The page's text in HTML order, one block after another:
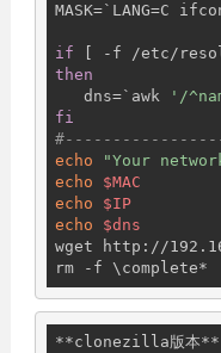
MASK=`LANG=C
if
then
   dns=`awk
'/
fi
echo
"Your
echo
$MAC
echo
$IP
echo
$dns
wget http://
**clonezilla版本**